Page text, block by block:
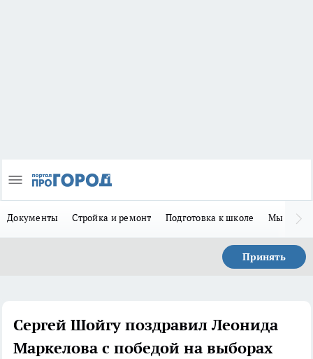
Документы Стройка и ремонт Подготовка к школе Мы в MAX
Принять
Сергей Шойгу поздравил Леонида
Маркелова с победой на выборах